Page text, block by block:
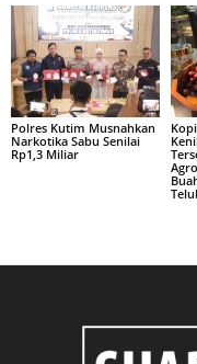
Polres Kutim Musnahkan
Narkotika Sabu Senilai
Rp1,3 Miliar